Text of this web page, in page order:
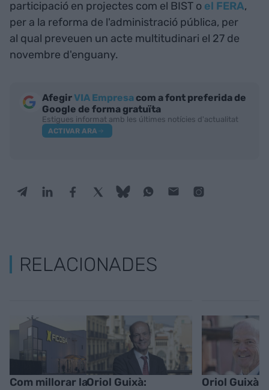
participació en projectes com el BIST o el FERA,
per a la reforma de l'administració pública, per
al qual preveuen un acte multitudinari el 27 de
novembre d'enguany.
AfegirVIA Empresa com a font preferida de
Google de forma gratuïta
Estigues informat amb les últimes notícies d'actualitat
ACTIVAR ARA
RELACIONADES
Com millorar laOriol Guixà:
Oriol Guixà